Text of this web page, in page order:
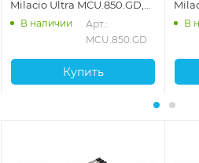
Milacio Ultra MCU.850.GD,
золото брашированное
В наличии
Арт.:
MCU.850.GD
Купить
В